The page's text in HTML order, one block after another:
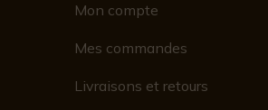
Mon compte
Mes commandes
Livraisons et retours